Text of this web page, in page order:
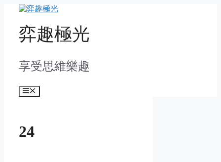
content弈趣極光
享受思維樂趣
Menu
24